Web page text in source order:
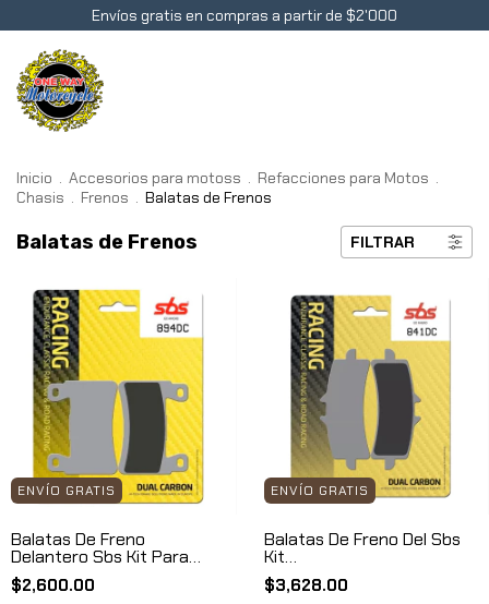
Envíos gratis en compras a partir de $2'000
Inicio . Accesorios para motoss . Refacciones para Motos .
Chasis . Frenos . Balatas de Frenos
Balatas de Frenos FILTRAR
ENVÍO GRATIS
Balatas De Freno
Delantero Sbs Kit Para
Kawasaki 636 B894dc
$2,600.00
ENVÍO GRATIS
Balatas De Freno Del Sbs
Kit
Suz/ktm/hus/kawa/apr/duc
B841dc
$3,628.00